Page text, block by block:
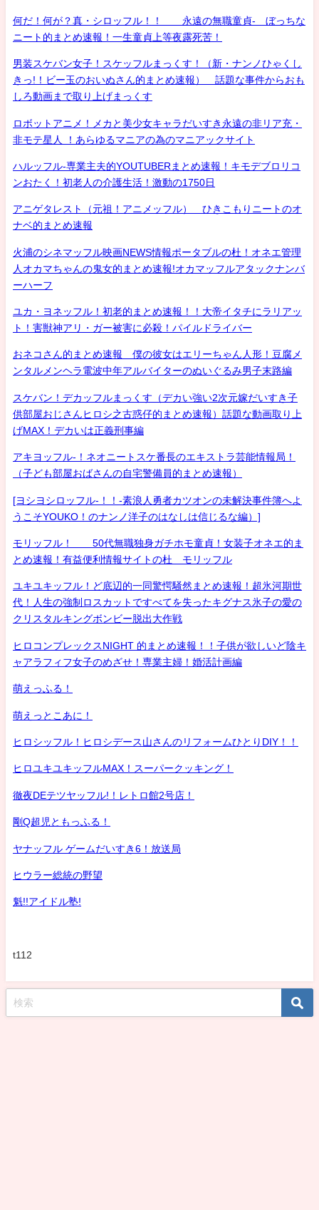
何だ！何が？真・シロッフル！！ 永遠の無職童貞- ぼっちな
ニート的まとめ速報！一生童貞上等夜露死苦！
男装スケバン女子！スケッフルまっくす！（新・ナンノひゃくし
きっ!！ビー玉のおいぬさん的まとめ速報） 話題な事件からおも
しろ動画まで取り上げまっくす
ロボットアニメ！メカと美少女キャラだいすき永遠の非リア充・
非モテ星人 ！あらゆるマニアの為のマニアックサイト
ハルッフル-専業主夫的YOUTUBERまとめ速報！キモデブロリコ
ンおたく！初老人の介護生活！激動の1750日
アニゲタレスト（元祖！アニメッフル） ひきこもりニートのオ
ナベ的まとめ速報
火浦のシネマッフル映画NEWS情報ポータブルの杜！オネエ管理
人オカマちゃんの鬼女的まとめ速報!オカマッフルアタックナンバ
ーハーフ
ユカ・ヨネッフル！初老的まとめ速報！！大帝イタチにラリアッ
ト！害獣神アリ・ガー被害に必殺！パイルドライバー
おネコさん的まとめ速報 僕の彼女はエリーちゃん人形！豆腐メ
ンタルメンヘラ電波中年アルバイターのぬいぐるみ男子末路編
スケバン！デカッフルまっくす（デカい強い2次元嫁だいすき子
供部屋おじさんヒロシ之古惑仔的まとめ速報）話題な動画取り上
げMAX！デカいは正義刑事編
アキヨッフル-！ネオニートスケ番長のエキストラ芸能情報局！
（子ども部屋おばさんの自宅警備員的まとめ速報）
[ヨシヨシロッフル-！！-素浪人勇者カツオンの未解決事件簿へよ
うこそYOUKO！のナンノ洋子のはなしは信じるな編）]
モリッフル！ 50代無職独身ガチホモ童貞！女装子オネエ的ま
とめ速報！有益便利情報サイトの杜 モリッフル
ユキユキッフル！ど底辺的一同驚愕騒然まとめ速報！超氷河期世
代！人生の強制ロスカットですべてを失ったキグナス氷子の愛の
クリスタルキングボンビー脱出大作戦
ヒロコンプレックスNIGHT 的まとめ速報！！子供が欲しいど陰キ
ャアラフィフ女子のめざせ！専業主婦！婚活計画編
萌えっふる！
萌えっとこあに！
ヒロシッフル！ヒロシデース山さんのリフォームひとりDIY！！
ヒロユキユキッフルMAX！スーパークッキング！
徹夜DEテツヤッフル!！レトロ館2号店！
剛Q超児ともっふる！
ヤナッフル ゲームだいすき6！放送局
ヒウラー総統の野望
魁!!アイドル塾!
t112